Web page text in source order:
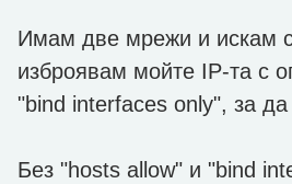
Имам две мрежи и искам
изброявам мойте IP-та с
"bind interfaces only", за
Без "hosts allow" и "bind